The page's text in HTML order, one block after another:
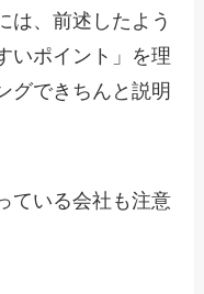
は、前述したよう
いポイント」を理
グできちんと説明
ている会社も注意